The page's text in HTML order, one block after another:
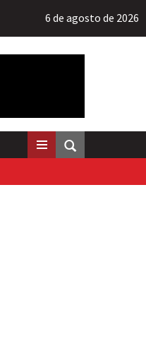
6 de agosto de 2026